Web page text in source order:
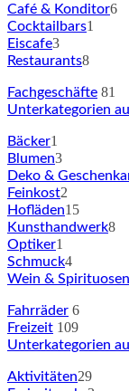
Café & Konditor6
Cocktailbars1
Eiscafe3
Restaurants8
Fachgeschäfte 81
Unterkategorien
Bäcker1
Blumen3
Deko &
Feinkost2
Hofläden15
Kunsthandwerk8
Optiker1
Schmuck4
Wein & Spirituosen
Fahrräder 6
Freizeit 109
Unterkategorien
Aktivitäten29